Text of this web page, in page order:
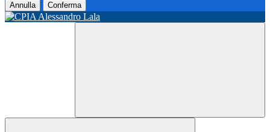
Annulla Conferma